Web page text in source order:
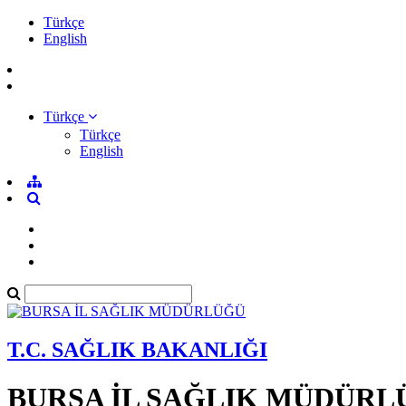
Türkçe
English
Türkçe
Türkçe
English
T.C. SAĞLIK BAKANLIĞI
BURSA İL SAĞLIK